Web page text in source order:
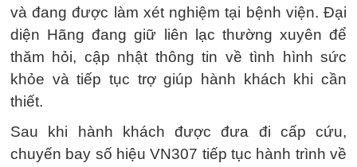
và đang được làm xét nghiệm tại bệnh viện. Đại
diện Hãng đang giữ liên lạc thường xuyên để
thăm hỏi, cập nhật thông tin về tình hình sức
khỏe và tiếp tục trợ giúp hành khách khi cần
thiết.
Sau khi hành khách được đưa đi cấp cứu,
chuyến bay số hiệu VN307 tiếp tục hành trình về